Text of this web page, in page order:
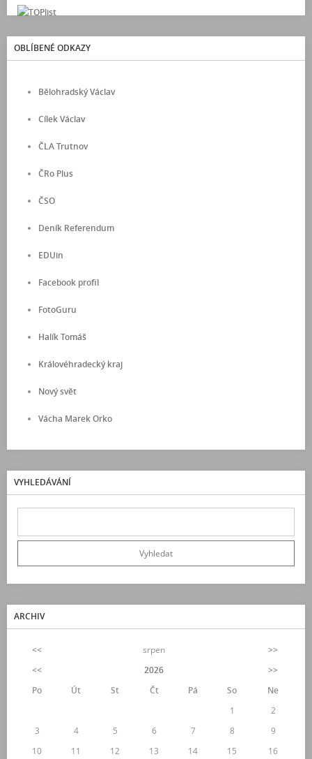
OBLÍBENÉ ODKAZY
Bělohradský Václav
Cílek Václav
ČLA Trutnov
ČRo Plus
ČSO
Deník Referendum
EDUin
Facebook profil
FotoGuru
Halík Tomáš
Královéhradecký kraj
Nový svět
Vácha Marek Orko
VYHLEDÁVÁNÍ
ARCHIV
<< srpen
>>
<<
2026
>>
Po
Út St Čt Pá So
Ne
1
2
3
4 5 6 7 8
9
10
11 12 13 14 15 16